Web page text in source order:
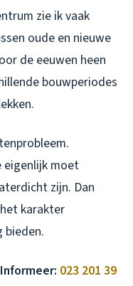
zie ik vaak
oude en nieuwe
de eeuwen heen
bouwperiodes
eigenlijk moet
zijn. Dan
karakter
bieden.
023 201 39